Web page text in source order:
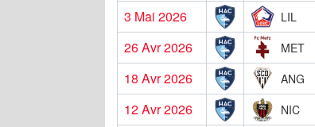
3 Mai 2026
LIL
26 Avr 2026
MET
18 Avr 2026
ANG
12 Avr 2026
NIC